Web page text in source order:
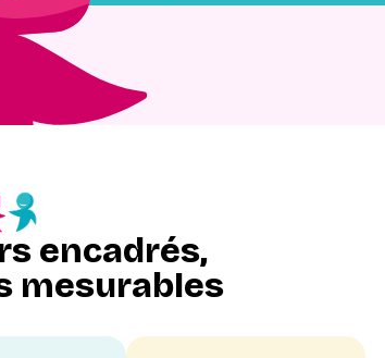
encadrés,
mesurables